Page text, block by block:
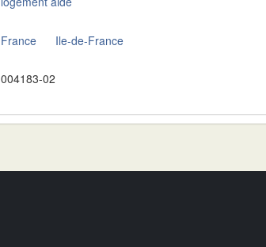
France Ile-de-France
004183-02